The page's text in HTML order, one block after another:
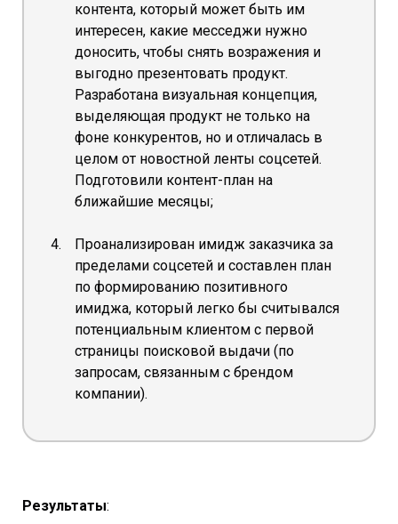
контента, который может быть им
интересен, какие месседжи нужно
доносить, чтобы снять возражения и
выгодно презентовать продукт.
Разработана визуальная концепция,
выделяющая продукт не только на
фоне конкурентов, но и отличалась в
целом от новостной ленты соцсетей.
Подготовили контент-план на
ближайшие месяцы;
Проанализирован имидж заказчика за
пределами соцсетей и составлен план
по формированию позитивного
имиджа, который легко бы считывался
потенциальным клиентом с первой
страницы поисковой выдачи (по
запросам, связанным с брендом
компании).
Результаты: